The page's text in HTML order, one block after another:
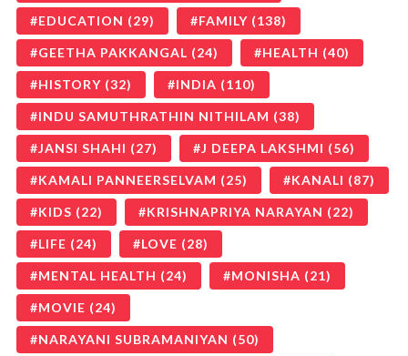
EDUCATION (29) FAMILY (138)
GEETHA PAKKANGAL (24) HEALTH (40)
HISTORY (32) INDIA (110)
INDU SAMUTHRATHIN NITHILAM (38)
JANSI SHAHI (27) J DEEPA LAKSHMI (56)
KAMALI PANNEERSELVAM (25) KANALI (87)
KIDS (22) KRISHNAPRIYA NARAYAN (22)
LIFE (24) LOVE (28)
MENTAL HEALTH (24) MONISHA (21)
MOVIE (24)
NARAYANI SUBRAMANIYAN (50)